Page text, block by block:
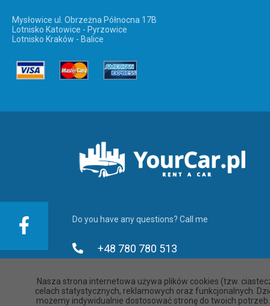
Mysłowice ul. Obrzeżna Północna 17B
Lotnisko Katowice - Pyrzowice
Lotnisko Kraków - Balice
Do you have any questions? Call me
+48 780 780 513
+48 780 780 713
Nasza strona internetowa używa plików cookies (tzw.
celach statystycznych, reklamowych oraz funkcjonalnych.
możemy indywidualnie dostosować stronę do twoich